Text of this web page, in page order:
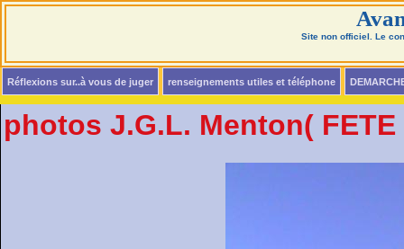
Site non officiel. Le
Réflexions sur..à vous de juger renseignements utiles et téléphone
photos J.G.L. Menton(